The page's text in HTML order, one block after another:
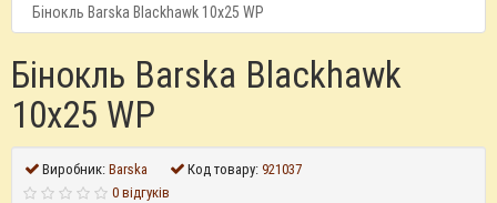
Бінокль Barska Blackhawk 10x25 WP
Бінокль Barska Blackhawk
10x25 WP
Виробник:Barska Код товару:921037
0 відгуків